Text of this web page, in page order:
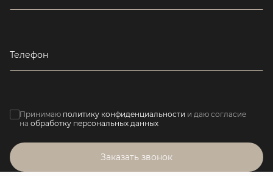
Телефон
Принимаю политику конфиденциальности и даю согласие
на обработку персональных данных
Заказать звонок